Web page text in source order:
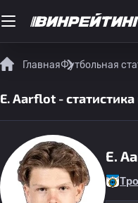
ГлавнаяФутбольная
E. Aarflot -
E.